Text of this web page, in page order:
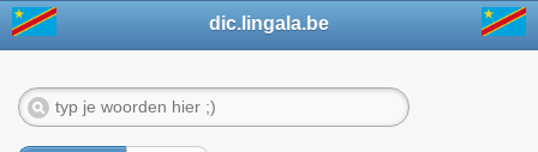
dic.lingala.be